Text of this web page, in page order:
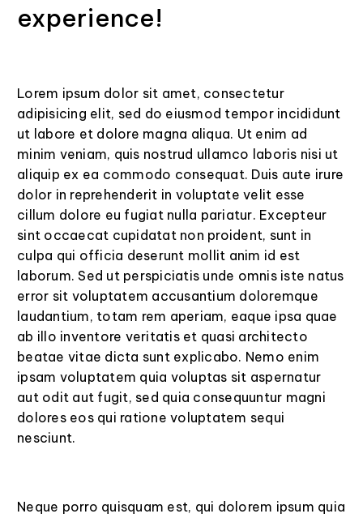
experience!
Lorem ipsum dolor sit amet, consectetur
adipisicing elit, sed do eiusmod tempor incididunt
ut labore et dolore magna aliqua. Ut enim ad
minim veniam, quis nostrud ullamco laboris nisi ut
aliquip ex ea commodo consequat. Duis aute irure
dolor in reprehenderit in voluptate velit esse
cillum dolore eu fugiat nulla pariatur. Excepteur
sint occaecat cupidatat non proident, sunt in
culpa qui officia deserunt mollit anim id est
laborum. Sed ut perspiciatis unde omnis iste natus
error sit voluptatem accusantium doloremque
laudantium, totam rem aperiam, eaque ipsa quae
ab illo inventore veritatis et quasi architecto
beatae vitae dicta sunt explicabo. Nemo enim
ipsam voluptatem quia voluptas sit aspernatur
aut odit aut fugit, sed quia consequuntur magni
dolores eos qui ratione voluptatem sequi
nesciunt.
Neque porro quisquam est, qui dolorem ipsum quia